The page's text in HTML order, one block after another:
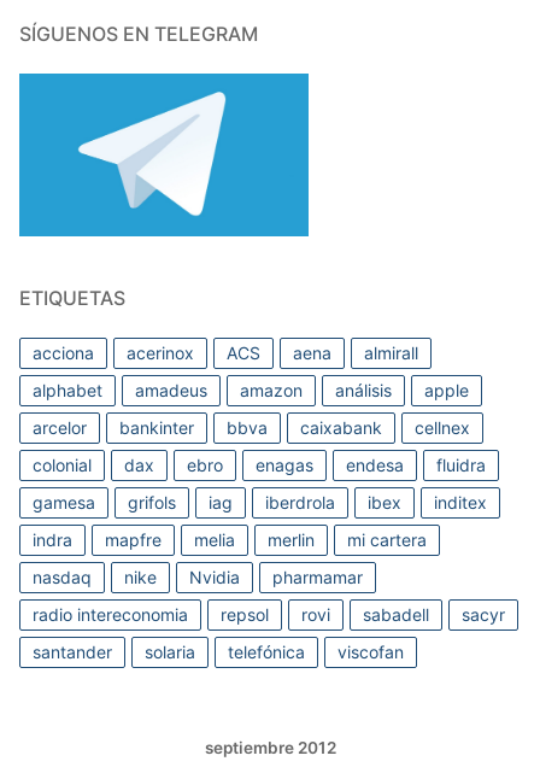
SÍGUENOS EN TELEGRAM
ETIQUETAS
acciona acerinox ACS aena
almirall
alphabet
amadeus amazon análisis
apple
arcelor
bankinter bbva caixabank
cellnex
colonial
dax ebro enagas endesa
fluidra
gamesa
grifols iag iberdrola ibex
inditex
indra
mapfre melia merlin
mi cartera
nasdaq
nike Nvidia
pharmamar
radio intereconomia
repsol rovi sabadell
sacyr
santander
solaria telefónica viscofan
septiembre 2012